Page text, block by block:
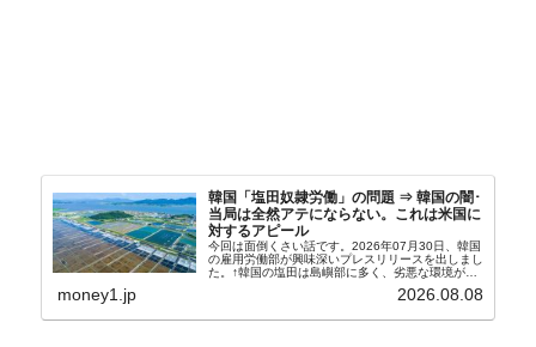
韓国「塩田奴隷労働」の問題 ⇒ 韓国の闇･
当局は全然アテにならない。これは米国に
対するアピール
今回は面倒くさい話です。2026年07月30日、韓国
の雇用労働部が興味深いプレスリリースを出しまし
た。↑韓国の塩田は島嶼部に多く、劣悪な環境が一
たといわれます（後述）。これは、いわゆる「塩田
money1.jp 2026.08.08